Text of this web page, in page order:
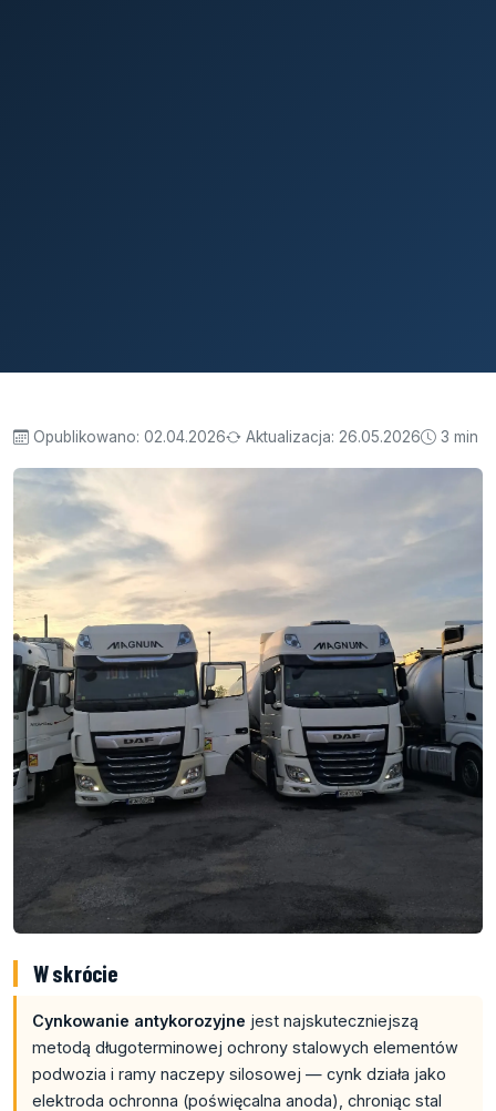
Opublikowano: 02.04.2026 Aktualizacja: 26.05.2026 3 min
W skrócie
Cynkowanie antykorozyjne jest najskuteczniejszą
metodą długoterminowej ochrony stalowych elementów
podwozia i ramy naczepy silosowej — cynk działa jako
elektroda ochronna (poświęcalna anoda), chroniąc stal